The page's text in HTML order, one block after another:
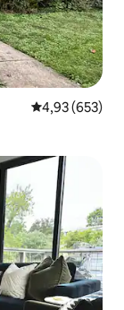
Gemiddelde
4,93 (653)